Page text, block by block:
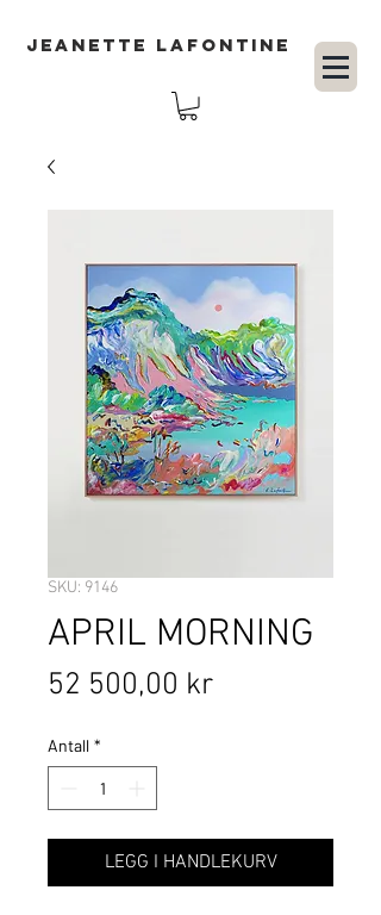
JEANETTE LAFONTINE
SKU: 9146
APRIL MORNING
52 500,00 krPris
Antall *
LEGG I HANDLEKURV